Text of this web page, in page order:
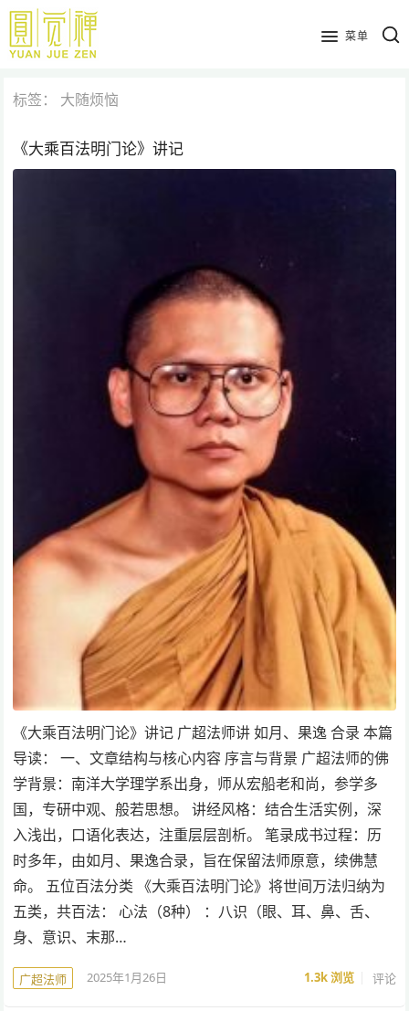
跳
主
内
菜单
标签： 大随烦恼
《大乘百法明门论》讲记
《大乘百法明门论》讲记 广超法师讲 如月、果逸 合录 本篇
导读： 一、文章结构与核心内容 序言与背景 广超法师的佛
学背景：南洋大学理学系出身，师从宏船老和尚，参学多
国，专研中观、般若思想。 讲经风格：结合生活实例，深
入浅出，口语化表达，注重层层剖析。 笔录成书过程：历
时多年，由如月、果逸合录，旨在保留法师原意，续佛慧
命。 五位百法分类 《大乘百法明门论》将世间万法归纳为
五类，共百法： 心法（8种） ：八识（眼、耳、鼻、舌、
身、意识、末那…
广超法师 2025年1月26日 1.3k浏览 评论